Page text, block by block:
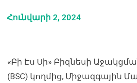
Հունվարի 2, 2024
«Բի Էս Սի» Բիզնեսի
(BSC) կողմից, Միջազգային